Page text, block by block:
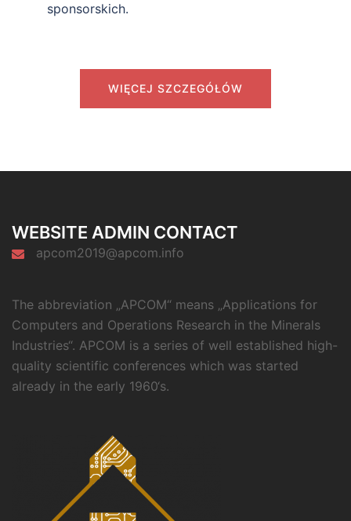
sponsorskich.
WIĘCEJ SZCZEGÓŁÓW
WEBSITE ADMIN CONTACT
apcom2019@apcom.info
The abbreviation „APCOM“ means „Applications for
Computers and Operations Research in the Minerals
Industries“. APCOM is a series of well established high-
quality scientific conferences which was started
already in the early 1960‘s.